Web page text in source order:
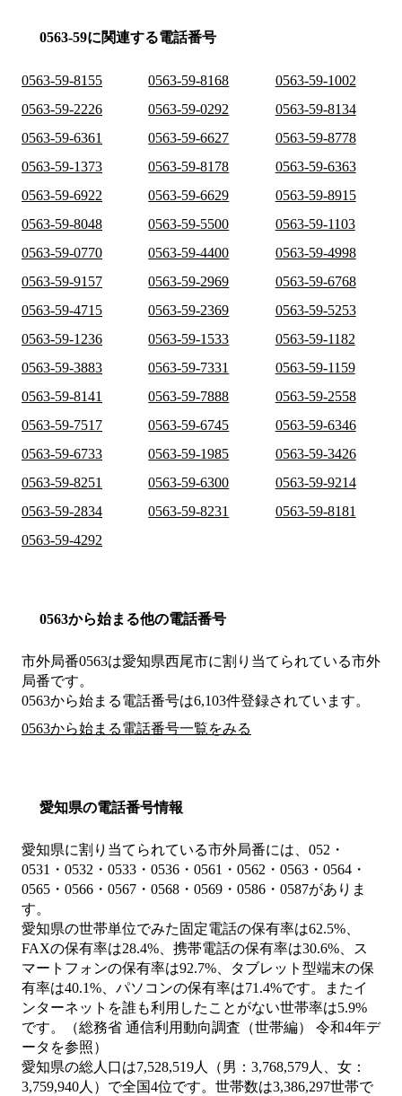
0563-59に関連する電話番号
0563-59-8155 0563-59-8168
0563-59-1002
0563-59-2226
0563-59-0292
0563-59-8134
0563-59-6361
0563-59-6627
0563-59-8778
0563-59-1373
0563-59-8178
0563-59-6363
0563-59-6922
0563-59-6629
0563-59-8915
0563-59-8048
0563-59-5500
0563-59-1103
0563-59-0770
0563-59-4400
0563-59-4998
0563-59-9157
0563-59-2969
0563-59-6768
0563-59-4715
0563-59-2369
0563-59-5253
0563-59-1236
0563-59-1533
0563-59-1182
0563-59-3883
0563-59-7331
0563-59-1159
0563-59-8141
0563-59-7888
0563-59-2558
0563-59-7517
0563-59-6745
0563-59-6346
0563-59-6733
0563-59-1985
0563-59-3426
0563-59-8251
0563-59-6300
0563-59-9214
0563-59-2834
0563-59-8231
0563-59-8181
0563-59-4292
0563から始まる他の電話番号
市外局番0563は愛知県西尾市に割り当てられている市外
局番です。
0563から始まる電話番号は6,103件登録されています。
0563から始まる電話番号一覧をみる
愛知県の電話番号情報
愛知県に割り当てられている市外局番には、052・
0531・0532・0533・0536・0561・0562・0563・0564・
0565・0566・0567・0568・0569・0586・0587がありま
す。
愛知県の世帯単位でみた固定電話の保有率は62.5%、
FAXの保有率は28.4%、携帯電話の保有率は30.6%、ス
マートフォンの保有率は92.7%、タブレット型端末の保
有率は40.1%、パソコンの保有率は71.4%です。またイ
ンターネットを誰も利用したことがない世帯率は5.9%
です。（総務省 通信利用動向調査（世帯編） 令和4年デ
ータを参照）
愛知県の総人口は7,528,519人（男：3,768,579人、女：
3,759,940人）で全国4位です。世帯数は3,386,297世帯で